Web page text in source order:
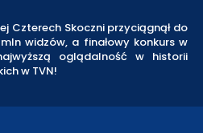
Czterech Skoczni przyciągnął do
widzów, a finałowy konkurs w
oglądalność w historii
w TVN!